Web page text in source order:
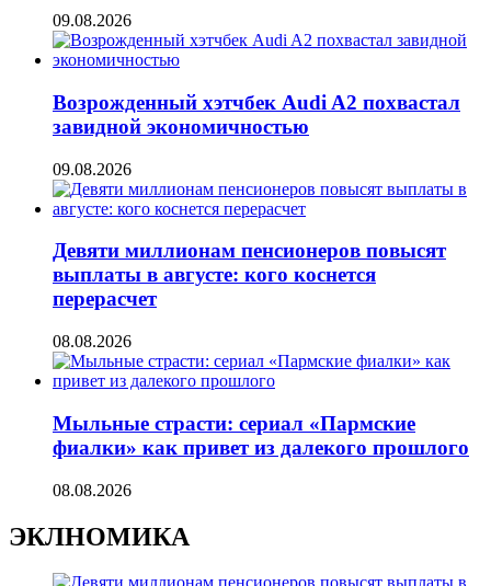
09.08.2026
Возрожденный хэтчбек Audi A2 похвастал
завидной экономичностью
09.08.2026
Девяти миллионам пенсионеров повысят
выплаты в августе: кого коснется
перерасчет
08.08.2026
Мыльные страсти: сериал «Пармские
фиалки» как привет из далекого прошлого
08.08.2026
ЭКЛНОМИКА